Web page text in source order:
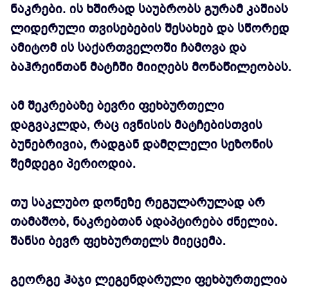
ნაკრები. ის ხშირად საუბრობს გურამ კაშიას
ლიდერული თვისებების შესახებ და სწორედ
ამიტომ ის საქართველოში ჩამოვა და
ბაჰრეინთან მატჩში მიიღებს მონაწილეობას.
ამ შეკრებაზე ბევრი ფეხბურთელი
დაგვაკლდა, რაც ივნისის მატჩებისთვის
ბუნებრივია, რადგან დამღლელი სეზონის
შემდეგი პერიოდია.
თუ საკლუბო დონეზე რეგულარულად არ
თამაშობ, ნაკრებთან ადაპტირება ძნელია.
შანსი ბევრ ფეხბურთელს მიეცემა.
გეორგე ჰაჯი ლეგენდარული ფეხბურთელია